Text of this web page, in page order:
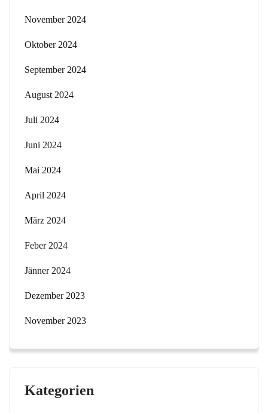
November 2024
Oktober 2024
September 2024
August 2024
Juli 2024
Juni 2024
Mai 2024
April 2024
März 2024
Feber 2024
Jänner 2024
Dezember 2023
November 2023
Kategorien